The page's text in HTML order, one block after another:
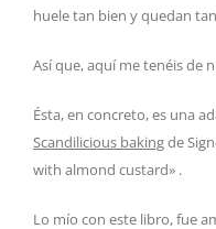
huele tan bien y quedan
Así que, aquí me tenéis de
Ésta, en concreto, es una
Scandilicious bakingde
with almond custard» .
Lo mío con este libro, fue